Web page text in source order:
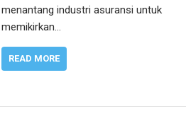
menantang industri asuransi untuk
memikirkan…
READ MORE